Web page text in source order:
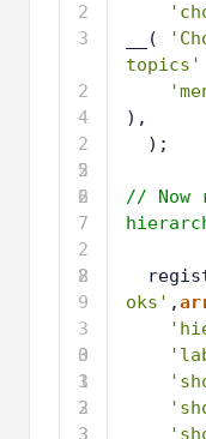
2
3
2
4
2
5
2
6
2
7
2
8
2
9
3
0
3
1
3
2
3
3
3
__(
topics'
),
);
// Now
oks' ,